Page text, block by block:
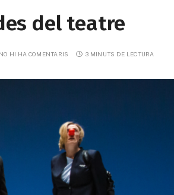
del teatre
NO HI HA COMENTARIS 3 MINUTS DE LECTURA